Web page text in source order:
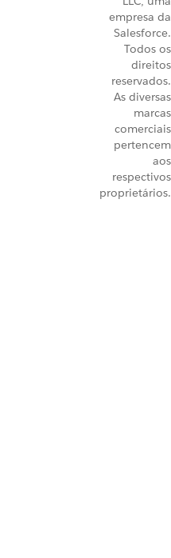
empresa da
Salesforce.
Todos os
direitos
reservados.
As diversas
marcas
comerciais
pertencem
aos
respectivos
proprietários.